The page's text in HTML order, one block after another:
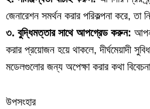
জেনারেশন সমর্থন করার পরিকল্পনা করে, তা
৩. বুদ্ধিমত্তার সাথে আপগ্রেড করুন:
করার প্রয়োজন হয়ে থাকলে, দীর্ঘমেয়াদী
মডেলগুলোর জন্য অপেক্ষা করার কথা
উপসংহার